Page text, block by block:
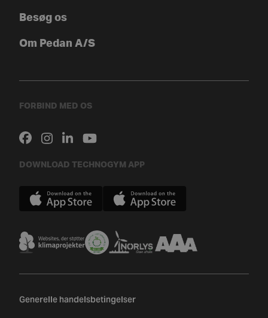
Besøg os
Om Pedan A/S
FORBIND MED OS
DOWNLOAD TECHNOGYM APP
Generelle handelsbetingelser